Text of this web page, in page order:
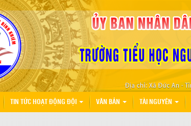
TIN TỨC HOẠT ĐỘNG ĐỘI VĂN BẢN TÀI NGUYÊN